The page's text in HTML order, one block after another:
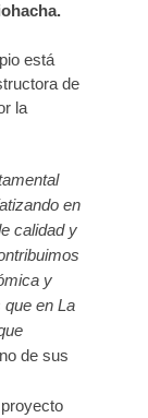
está
de
la
en
calidad y
y
en La
de sus